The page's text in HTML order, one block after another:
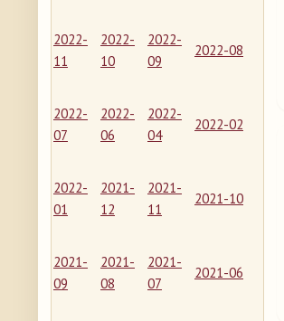
2022-
11
2022-
10
2022-
09
2022-08
2022-
07
2022-
06
2022-
04
2022-02
2022-
01
2021-
12
2021-
11
2021-10
2021-
09
2021-
08
2021-
07
2021-06